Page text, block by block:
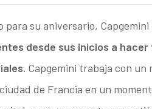
para su aniversario,
desde sus inicios a
Capgemini trabaja con un
de Francia en un